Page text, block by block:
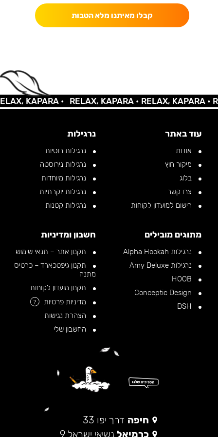
קבלו מאיתנו מלא הטבות
KAPARA • RELAX, KAPARA •RELAX, KAPARA •
עוד באתר
אודות
מיקור חוץ
בלוג
צרו קשר
רישום למועדון לקוחות
נרגילות
נרגילות רוסיות
נרגילות נירוסטה
נרגילות מיוחדות
נרגילות יוקרתיות
נרגילות קטנות
מתוגים מובילים
נרגילות Alpha Hookah
נרגילות Amy Deluxe
חשבון ומדיניות
תקנון אתר – תנאי שימוש
תקנון גיפטכארד – כרטיס
מתנה
תקנון מועדון לקוחות
מדיניות פרטיות
?
הצהרת נגישות
החשבון שלי
חיפה דרך יפו 33
כרמיאל נשיאי ישראל 9